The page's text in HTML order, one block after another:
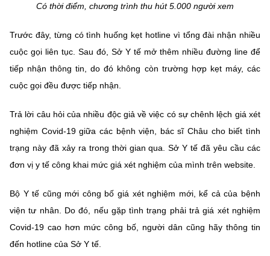
Có thời điểm, chương trình thu hút 5.000 người xem
Trước đây, từng có tình huống kẹt hotline vì tổng đài nhận nhiều
cuộc gọi liên tục. Sau đó, Sở Y tế mở thêm nhiều đường line để
tiếp nhận thông tin, do đó không còn trường hợp kẹt máy, các
cuộc gọi đều được tiếp nhận.
Trả lời câu hỏi của nhiều độc giả về việc có sự chênh lệch giá xét
nghiệm Covid-19 giữa các bệnh viện, bác sĩ Châu cho biết tình
trạng này đã xảy ra trong thời gian qua. Sở Y tế đã yêu cầu các
đơn vị y tế công khai mức giá xét nghiệm của mình trên website.
Bộ Y tế cũng mới công bố giá xét nghiệm mới, kể cả của bệnh
viện tư nhân. Do đó, nếu gặp tình trạng phải trả giá xét nghiệm
Covid-19 cao hơn mức công bố, người dân cũng hãy thông tin
đến hotline của Sở Y tế.